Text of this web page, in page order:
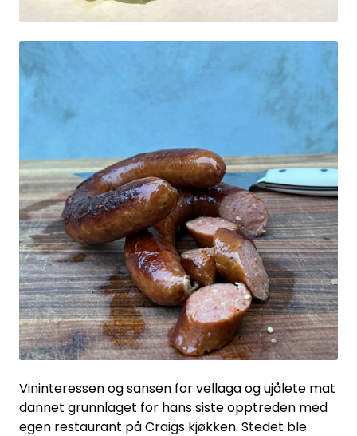
Vininteressen og sansen for vellaga og ujålete mat
dannet grunnlaget for hans siste opptreden med
egen restaurant på Craigs kjøkken. Stedet ble